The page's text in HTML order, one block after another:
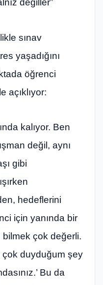
değiller”
sınav
yaşadığını
öğrenci
açıklıyor:
kalıyor. Ben
değil, aynı
gibi
hedeflerini
için yanında bir
çok değerli.
çok duyduğum şey
Bu da